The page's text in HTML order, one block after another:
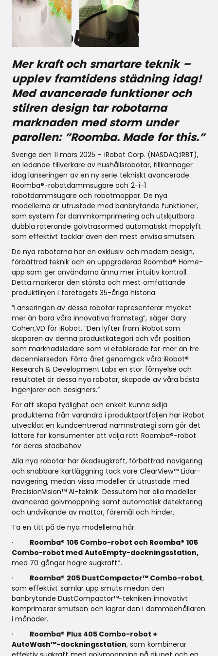
March 11, 2025
Mer kraft och smartare teknik –
upplev framtidens städning idag!
Med avancerade funktioner och
stilren design tar robotarna
marknaden med storm under
parollen: ”Roomba. Made for this.”
Sverige den 11 mars 2025 – iRobot Corp. (NASDAQ:IRBT),
en ledande tillverkare av hushållsrobotar, tillkännager
idag lanseringen av en ny serie tekniskt avancerade
Roomba®-robotdammsugare och 2-i-1
robotdammsugare och robotmoppar. De nya
modellerna är utrustade med banbrytande funktioner,
som system för dammkomprimering och utskjutbara
dubbla roterande golvtrasormed automatiskt mopplyft
som effektivt tacklar även den mest envisa smutsen.
De nya robotarna har en exklusiv och modern design,
förbättrad teknik och en uppgraderad Roomba® Home-
app som ger användarna ännu mer intuitiv kontroll.
Detta markerar den största och mest omfattande
produktlinjen i företagets 35-åriga historia.
”Lanseringen av dessa robotar representerar mycket
mer än bara våra innovativa framsteg”, säger Gary
Cohen,VD för iRobot. ”Den lyfter fram iRobot som
skaparen av denna produktkategori och vår position
som marknadsledare som vi etablerade för mer än tre
decenniersedan. Förra året genomgick våra iRobot®
Research & Development Labs en stor förnyelse och
resultatet är dessa nya robotar, skapade av våra bästa
ingenjörer och designers.”
För att skapa tydlighet och enkelt kunna skilja
produkterna från varandra i produktportföljen har iRobot
utvecklat en kundcentrerad namnstrategi som gör det
lättare för konsumenter att välja rätt Roomba®-robot
för deras städbehov.
Alla nya robotar har ökadsugkraft, förbättrad navigering
och snabbare kartläggning tack vare ClearView™ Lidar-
navigering, medan vissa modeller är utrustade med
PrecisionVision™ AI-teknik. Dessutom har alla modeller
avancerad golvmoppning samt automatisk detektering
och undvikande av mattor, föremål och hinder.
Ta en titt på de nya modellerna här:
· Roomba® 105 Combo-robot och Roomba® 105
Combo-robot med AutoEmpty-dockningsstation,
med 70 gånger högre sugkraft*.
· Roomba® 205 DustCompactor™ Combo-robot,
som effektivt samlar upp smuts medan den
banbrytande DustCompactor™-tekniken innovativt
komprimerar smutsen och lagrar den i dammbehållaren
i månader.
· Roomba® Plus 405 Combo-robot +
AutoWash™-dockningsstation, som kombinerar